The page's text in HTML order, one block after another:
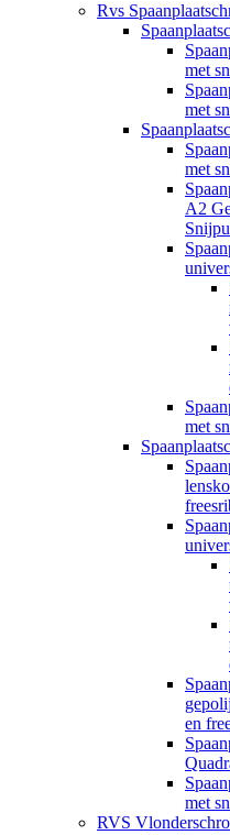
Rvs
met
met
met
A2
met
en
met
RVS